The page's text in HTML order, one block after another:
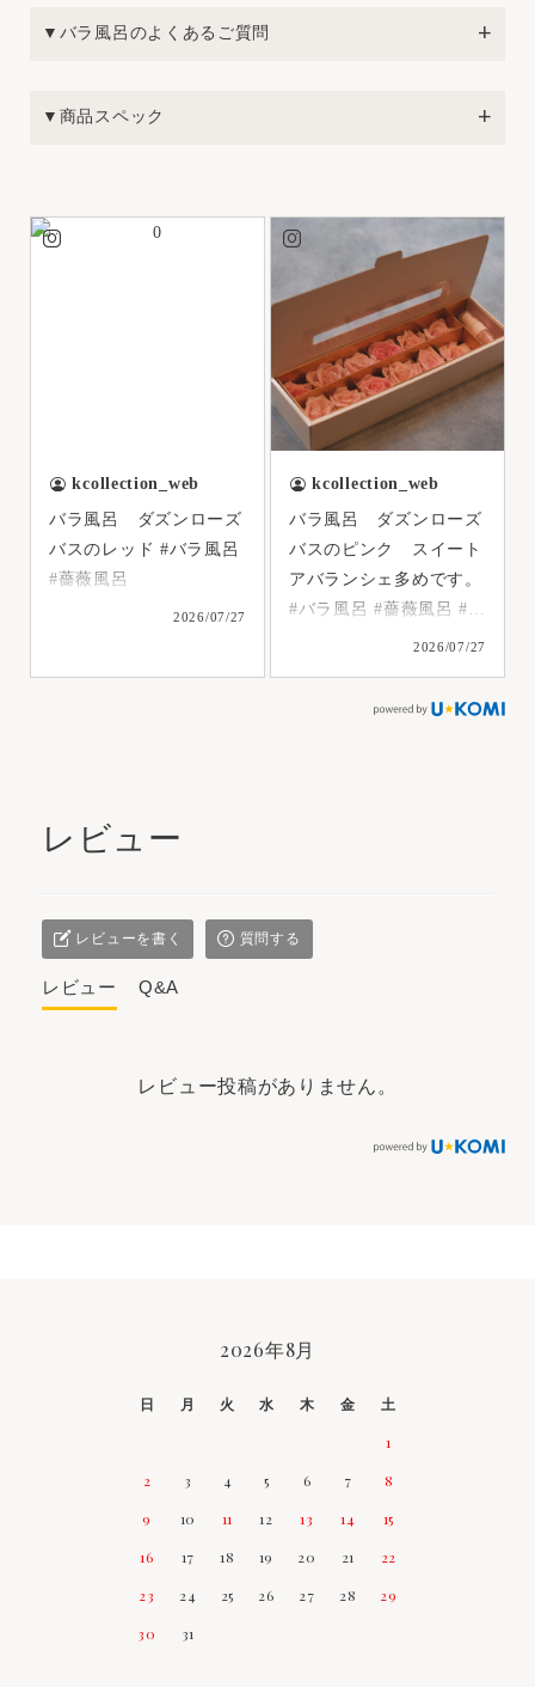
▼バラ風呂のよくあるご質問
▼商品スペック
kcollection_web
バラ風呂 ダズンローズ
バスのレッド #バラ風呂
#薔薇風呂
2026/07/27
kcollection_web
バラ風呂 ダズンローズ
バスのピンク スイート
アバランシェ多めです。
#バラ風呂 #薔薇風呂 #ス
イートアバランシェ2026/07/27
レビュー
レビューを書く 質問する
レビュー Q&A
レビュー投稿がありません。
2026年8月
日 月 火 水 木 金
土
1
2
3 4 5 6 7
8
9
10 11 12 13 14
15
16
17 18 19 20 21
22
23
24 25 26 27 28
29
30
31